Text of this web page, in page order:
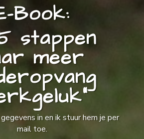
Book:
stappen
meer
in en ik stuur hem je per
mail toe.